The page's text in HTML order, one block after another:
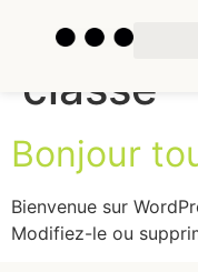
classé
Bonjour
Bienvenue sur
Modifiez-le ou